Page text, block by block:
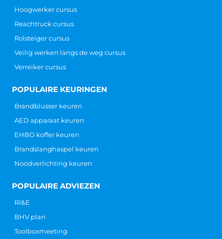
Hoogwerker cursus
Reachtruck cursus
Rolsteiger cursus
Veilig werken langs de weg cursus
Verreiker cursus
POPULAIRE KEURINGEN
Brandblusser keuren
AED apparaat keuren
EHBO koffer keuren
Brandslanghaspel keuren
Noodverlichting keuren
POPULAIRE ADVIEZEN
RI&E
BHV plan
Toolboxmeeting